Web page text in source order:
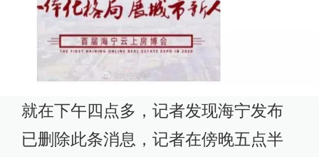
就在下午四点多，记者发现海宁发布
已删除此条消息，记者在傍晚五点半